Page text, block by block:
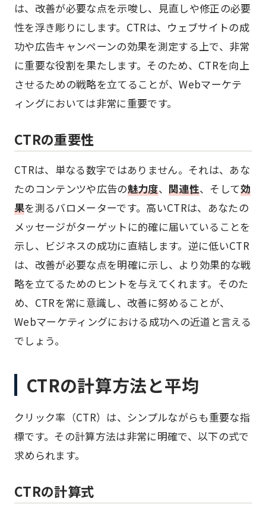
は、改善が必要な点を示唆し、見直しや修正の必要
性を浮き彫りにします。CTRは、ウェブサイトの成
功や広告キャンペーンの効果を測定する上で、非常
に重要な役割を果たします。そのため、CTRを向上
させるための戦略を立てることが、Webマーケテ
ィングにおいては非常に重要です。
CTRの重要性
CTRは、単なる数字ではありません。それは、あな
たのコンテンツや広告の魅力度、関連性、そして効
果を測るバロメーターです。高いCTRは、あなたの
メッセージがターゲットに的確に届いていることを
示し、ビジネスの成功に直結します。逆に低いCTR
は、改善が必要な点を明確に示し、より効果的な戦
略を立てるためのヒントを与えてくれます。そのた
め、CTRを常に意識し、改善に努めることが、
Webマーケティングにおける成功への近道と言える
でしょう。
CTRの計算方法と平均
クリック率（CTR）は、シンプルながらも重要な指
標です。その計算方法は非常に明確で、以下の式で
求められます。
CTRの計算式